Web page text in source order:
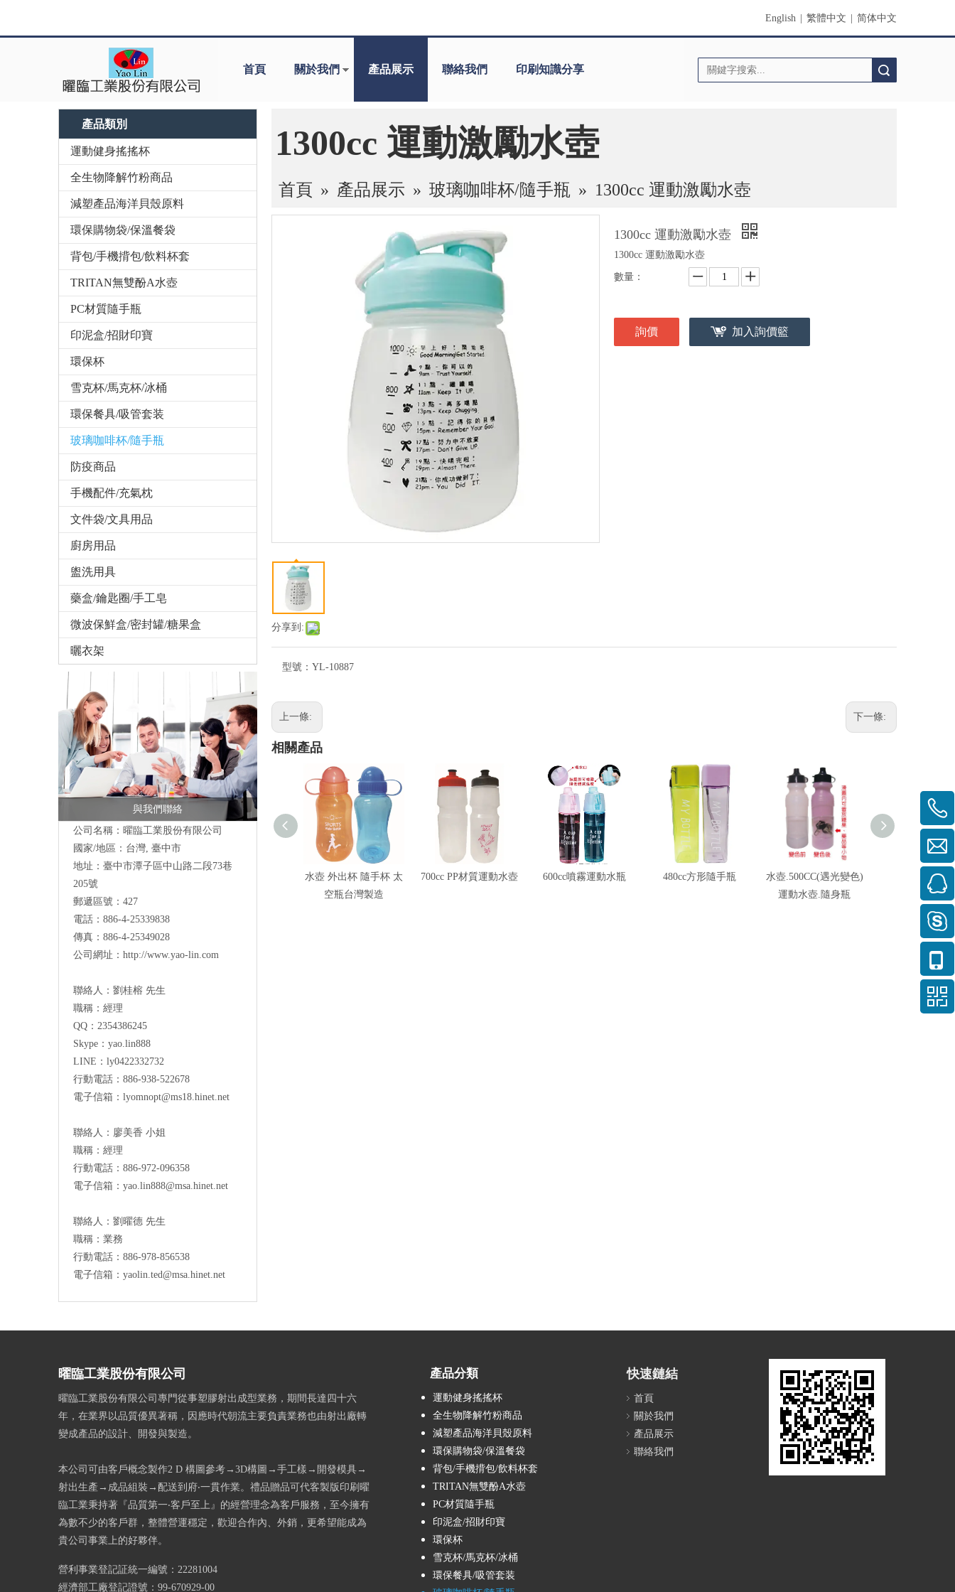
English 繁體中文 简体中文
首頁 關於我們 產品展示 聯絡我們 印刷知識分享
產品類別
運動健身搖搖杯
全生物降解竹粉商品
減塑產品海洋貝殼原料
環保購物袋/保溫餐袋
背包/手機揹包/飲料杯套
TRITAN無雙酚A水壺
PC材質隨手瓶
印泥盒/招財印寶
環保杯
雪克杯/馬克杯/冰桶
環保餐具/吸管套装
玻璃咖啡杯/隨手瓶
防疫商品
手機配件/充氣枕
文件袋/文具用品
廚房用品
盥洗用具
藥盒/鑰匙圈/手工皂
微波保鮮盒/密封罐/糖果盒
曬衣架
與我們聯絡
公司名稱：曜臨工業股份有限公司
國家/地區：台灣, 臺中市
地址： 臺中市潭子區中山路二段73巷
205號
郵遞區號：427
電話：886-4-25339838
傳真：886-4-25349028
公司網址： http://www.yao-lin.com
聯絡人：劉桂榕 先生
職稱：經理
QQ：2354386245
Skype：yao.lin888
LINE：ly0422332732
行動電話：886-938-522678
電子信箱： lyomnopt@ms18.hinet.net
聯絡人：廖美香 小姐
職稱：經理
行動電話：886-972-096358
電子信箱： yao.lin888@msa.hinet.net
聯絡人：劉曜德 先生
職稱：業務
行動電話：886-978-856538
電子信箱：yaolin.ted@msa.hinet.net
1300cc 運動激勵水壺
首頁 » 產品展示 » 玻璃咖啡杯/隨手瓶 » 1300cc 運動激勵水壺
分享到:
1300cc 運動激勵水壺
1300cc 運動激勵水壺
數量：
詢價 加入詢價籃
型號： YL-10887
上一條: 下一條:
相關產品
水壺 外出杯 隨手杯 太
空瓶台灣製造
700cc PP材質運動水壺 600cc噴霧運動水瓶 480cc方形隨手瓶
水壺.500CC(遇光變色)
運動水壺.隨身瓶
500CC袖珍型運
曜臨工業股份有限公司
曜臨工業股份有限公司專門從事塑膠射出成型業務，期間長達四十六
年，在業界以品質優異著稱，因應時代朝流主要負責業務也由射出廠轉
變成產品的設計、開發與製造。
本公司可由客戶概念製作2 D 構圖參考→3D構圖→手工樣→開發模具→
射出生產→成品組裝→配送到府‧一貫作業。禮品贈品可代客製版印刷曜
臨工業秉持著『品質第一‧客戶至上』的經營理念為客戶服務，至今擁有
為數不少的客戶群，整體營運穩定，歡迎合作內、外銷，更希望能成為
貴公司事業上的好夥伴。
營利事業登記証統一編號：22281004
經濟部工廠登記證號：99-670929-00
產品分類
運動健身搖搖杯
全生物降解竹粉商品
減塑產品海洋貝殼原料
環保購物袋/保溫餐袋
背包/手機揹包/飲料杯套
TRITAN無雙酚A水壺
PC材質隨手瓶
印泥盒/招財印寶
環保杯
雪克杯/馬克杯/冰桶
環保餐具/吸管套装
快速鏈結
首頁
關於我們
產品展示
聯絡我們